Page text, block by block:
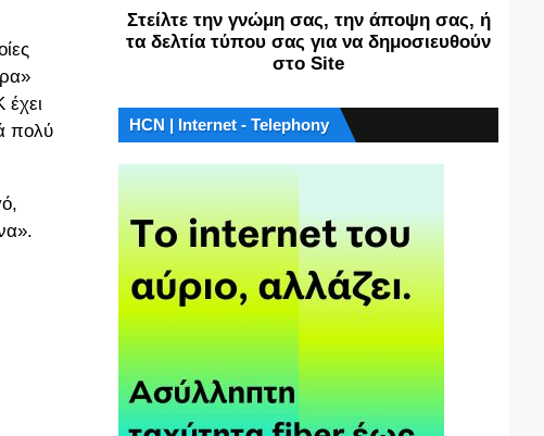
πολύ
Στείλτε την γνώμη σας, την άποψη σας, ή
τα δελτία τύπου σας για να δημοσιευθούν
στο Site
HCN | Internet - Telephony